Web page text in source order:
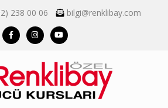
238 00 06 bilgi@renklibay.com